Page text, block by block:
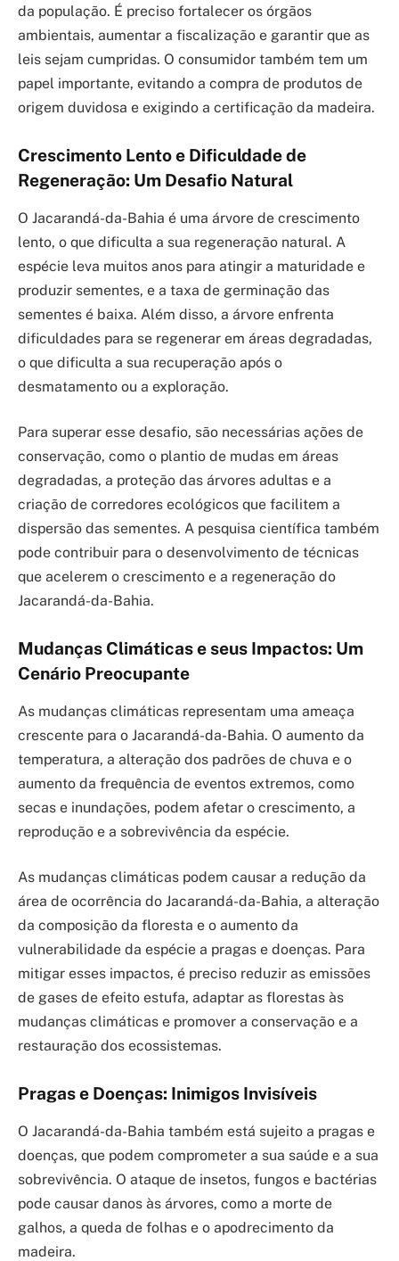
da população. É preciso fortalecer os órgãos
ambientais, aumentar a fiscalização e garantir que as
leis sejam cumpridas. O consumidor também tem um
papel importante, evitando a compra de produtos de
origem duvidosa e exigindo a certificação da madeira.
Crescimento Lento e Dificuldade de
Regeneração: Um Desafio Natural
O Jacarandá-da-Bahia é uma árvore de crescimento
lento, o que dificulta a sua regeneração natural. A
espécie leva muitos anos para atingir a maturidade e
produzir sementes, e a taxa de germinação das
sementes é baixa. Além disso, a árvore enfrenta
dificuldades para se regenerar em áreas degradadas,
o que dificulta a sua recuperação após o
desmatamento ou a exploração.
Para superar esse desafio, são necessárias ações de
conservação, como o plantio de mudas em áreas
degradadas, a proteção das árvores adultas e a
criação de corredores ecológicos que facilitem a
dispersão das sementes. A pesquisa científica também
pode contribuir para o desenvolvimento de técnicas
que acelerem o crescimento e a regeneração do
Jacarandá-da-Bahia.
Mudanças Climáticas e seus Impactos: Um
Cenário Preocupante
As mudanças climáticas representam uma ameaça
crescente para o Jacarandá-da-Bahia. O aumento da
temperatura, a alteração dos padrões de chuva e o
aumento da frequência de eventos extremos, como
secas e inundações, podem afetar o crescimento, a
reprodução e a sobrevivência da espécie.
As mudanças climáticas podem causar a redução da
área de ocorrência do Jacarandá-da-Bahia, a alteração
da composição da floresta e o aumento da
vulnerabilidade da espécie a pragas e doenças. Para
mitigar esses impactos, é preciso reduzir as emissões
de gases de efeito estufa, adaptar as florestas às
mudanças climáticas e promover a conservação e a
restauração dos ecossistemas.
Pragas e Doenças: Inimigos Invisíveis
O Jacarandá-da-Bahia também está sujeito a pragas e
doenças, que podem comprometer a sua saúde e a sua
sobrevivência. O ataque de insetos, fungos e bactérias
pode causar danos às árvores, como a morte de
galhos, a queda de folhas e o apodrecimento da
madeira.